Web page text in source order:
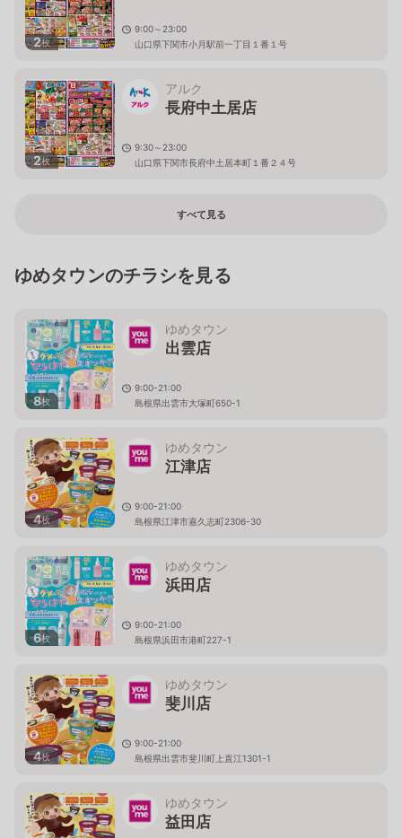
2枚
9:00～23:00
山口県下関市小月駅前一丁目１番１号
2枚
アルク
長府中土居店
9:30～23:00
山口県下関市長府中土居本町１番２４号
すべて見る
ゆめタウンのチラシを見る
8枚
ゆめタウン
出雲店
9:00-21:00
島根県出雲市大塚町650-1
4枚
ゆめタウン
江津店
9:00-21:00
島根県江津市嘉久志町2306-30
6枚
ゆめタウン
浜田店
9:00-21:00
島根県浜田市港町227-1
4枚
ゆめタウン
斐川店
9:00-21:00
島根県出雲市斐川町上直江1301-1
ゆめタウン
益田店